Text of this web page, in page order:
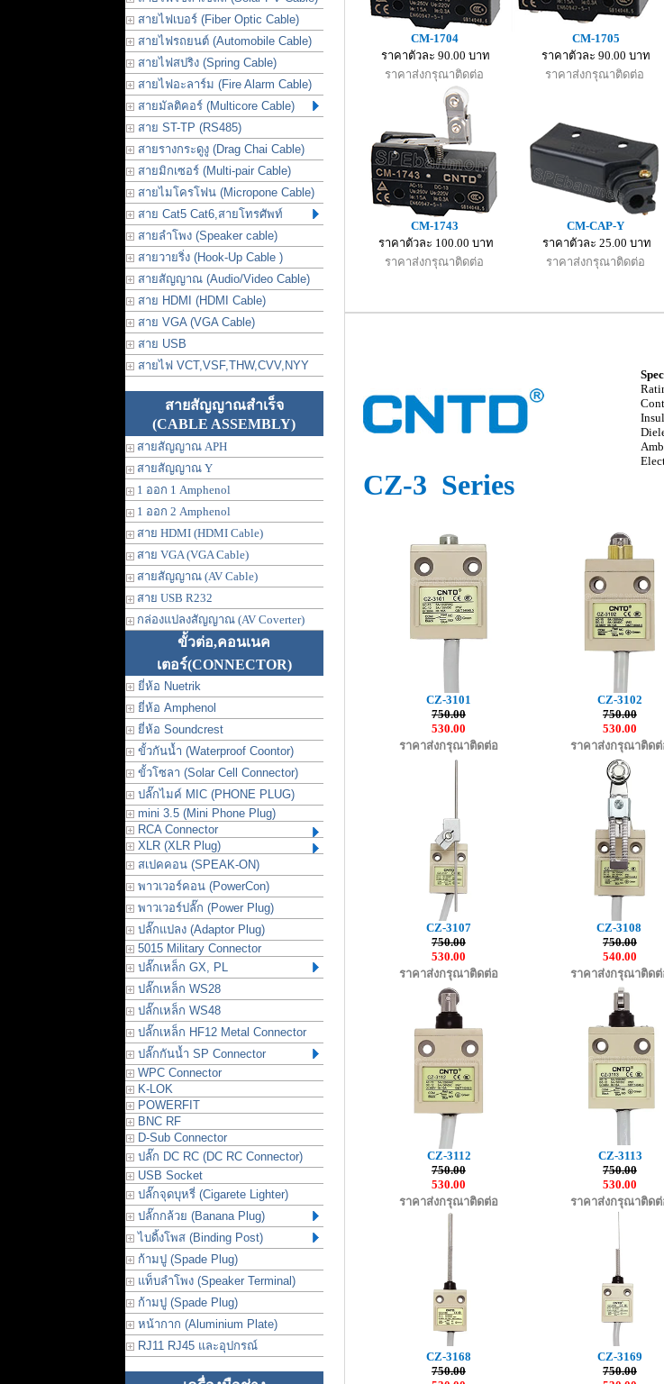
สายไฟเบอร์ (Fiber Optic Cable)
สายไฟรถยนต์ (Automobile Cable)
สายไฟสปริง (Spring Cable)
สายไฟอะลาร์ม (Fire Alarm Cable)
สายมัลติคอร์ (Multicore Cable)
สาย ST-TP (RS485)
สายรางกระดูงู (Drag Chai Cable)
สายมิกเซอร์ (Multi-pair Cable)
สายไมโครโฟน (Micropone Cable)
สาย Cat5 Cat6,สายโทรศัพท์
สายลำโพง (Speaker cable)
สายวายริ่ง (Hook-Up Cable )
สายสัญญาณ (Audio/Video Cable)
สาย HDMI (HDMI Cable)
สาย VGA (VGA Cable)
สาย USB
สายไฟ VCT,VSF,THW,CVV,NYY
สายสัญญาณสำเร็จ
(CABLE ASSEMBLY)
สายสัญญาณ APH
สายสัญญาณ Y
1 ออก 1 Amphenol
1 ออก 2 Amphenol
สาย HDMI (HDMI Cable)
สาย VGA (VGA Cable)
สายสัญญาณ (AV Cable)
สาย USB R232
กล่องแปลงสัญญาณ (AV Coverter)
ขั้วต่อ,คอนเนค
เตอร์(CONNECTOR)
ยี่ห้อ Nuetrik
ยี่ห้อ Amphenol
ยี่ห้อ Soundcrest
ขั้วกันน้ำ (Waterproof Coontor)
ขั้วโซลา (Solar Cell Connector)
ปลั๊กไมค์ MIC (PHONE PLUG)
mini 3.5 (Mini Phone Plug)
RCA Connector
XLR (XLR Plug)
สเปคคอน (SPEAK-ON)
พาวเวอร์คอน (PowerCon)
พาวเวอร์ปลั๊ก (Power Plug)
ปลั๊กแปลง (Adaptor Plug)
5015 Military Connector
ปลั๊กเหล็ก GX, PL
ปลั๊กเหล็ก WS28
ปลั๊กเหล็ก WS48
ปลั๊กเหล็ก HF12 Metal Connector
ปลั๊กกันน้ำ SP Connector
WPC Connector
K-LOK
POWERFIT
BNC RF
D-Sub Connector
ปลั๊ก DC RC (DC RC Connector)
USB Socket
ปลั๊กจุดบุหรี่ (Cigarete Lighter)
ปลั๊กกล้วย (Banana Plug)
ไบดิ้งโพส (Binding Post)
ก้ามปู (Spade Plug)
แท็บลำโพง (Speaker Terminal)
ก้ามปู (Spade Plug)
หน้ากาก (Aluminium Plate)
RJ11 RJ45 และอุปกรณ์
CM-1704 CM-1705
ราคาตัวละ 90.00 บาท
ราคาส่งกรุณาติดต่อ
ราคาตัวละ 90.00 บาท
ราคาส่งกรุณาติดต่อ
CM-1743
CM-CAP-Y
ราคาตัวละ 100.00 บาท
ราคาส่งกรุณาติดต่อ
ราคาตัวละ 25.00 บาท
ราคาส่งกรุณาติดต่อ
CZ-3 Series
CZ-3101 CZ-3102
750.00
530.00
ราคาส่งกรุณาติดต่อ
750.00
530.00
ราคาส่งกรุณาติด
CZ-3107 CZ-3108
750.00
530.00
ราคาส่งกรุณาติดต่อ
750.00
540.00
ราคาส่งกรุณาติด
CZ-3112 CZ-3113
750.00
530.00
ราคาส่งกรุณาติดต่อ
750.00
530.00
ราคาส่งกรุณาติด
CZ-3168
CZ-3169
750.00
750.00